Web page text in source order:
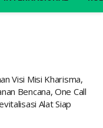
Visi Misi Kharisma,
Bencana, One Call
Alat Siap